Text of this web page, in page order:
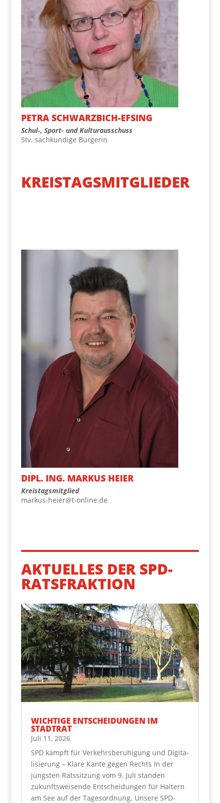
PETRA SCHWARZ­BICH-EFS­ING
Schul‑, Sport- und Kulturausschuss
Stv. sach­kun­di­ge Bürgerin
KREISTAGSMITGLIEDER
DIPL. ING. MAR­KUS HEIER
Kreis­tags­mit­glied
markus-heier@t‑online.de
AKTUELLES DER SPD-
RATSFRAKTION
WICH­TI­GE ENT­SCHEI­DUN­GEN IM
STADTRAT
Juli 11, 2026
SPD kämpft für Ver­kehrs­be­ru­hi­gung und Digi­ta­
li­sie­rung – Kla­re Kan­te gegen Rechts In der
jüngs­ten Rats­sit­zung vom 9. Juli stan­den
zukunfts­wei­sen­de Ent­schei­dun­gen für Hal­tern
am See auf der Tages­ord­nung. Unse­re SPD-